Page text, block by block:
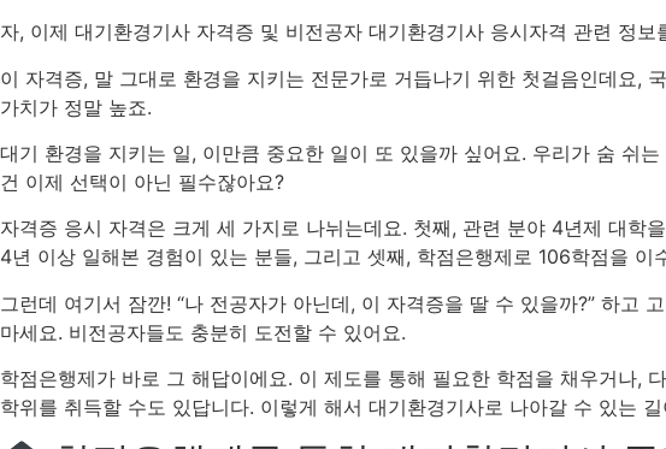
자, 이제 대기환경기사 자격증 및 비전공자 대기환경기사 응시자격 관련 정
이 자격증, 말 그대로 환경을 지키는 전문가로 거듭나기 위한 첫걸음인데요,
가치가 정말 높죠.
대기 환경을 지키는 일, 이만큼 중요한 일이 또 있을까 싶어요. 우리가 숨 쉬
건 이제 선택이 아닌 필수잖아요?
자격증 응시 자격은 크게 세 가지로 나뉘는데요. 첫째, 관련 분야 4년제 대학
4년 이상 일해본 경험이 있는 분들, 그리고 셋째, 학점은행제로 106학점을 이
그런데 여기서 잠깐! “나 전공자가 아닌데, 이 자격증을 딸 수 있을까?” 하고
마세요. 비전공자들도 충분히 도전할 수 있어요.
학점은행제가 바로 그 해답이에요. 이 제도를 통해 필요한 학점을 채우거나,
학위를 취득할 수도 있답니다. 이렇게 해서 대기환경기사로 나아갈 수 있는